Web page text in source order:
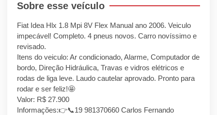
Sobre esse veículo
Fiat Idea Hlx 1.8 Mpi 8V Flex Manual ano 2006. Veiculo
impecável! Completo. 4 pneus novos. Carro novíssimo e
revisado.
Itens do veiculo: Ar condicionado, Alarme, Computador de
bordo, Direção Hidráulica, Travas e vidros elétricos e
rodas de liga leve. Laudo cautelar aprovado. Pronto para
rodar e ser feliz!🤩
Valor: R$ 27.900
Informações:👉📞19 981370660 Carlos Fernando